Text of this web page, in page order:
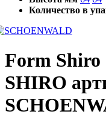
Количество в
Form Shiro
SHIRO